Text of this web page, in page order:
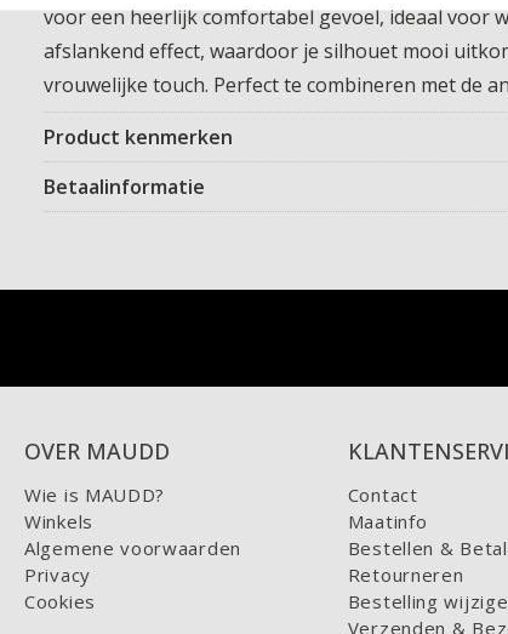
voor een heerlijk comfortabel gevoel, ideaal voor
afslankend effect, waardoor je silhouet mooi
vrouwelijke touch. Perfect te combineren met de
Product kenmerken
Betaalinformatie
OVER MAUDD
Wie is MAUDD?
Winkels
Algemene voorwaarden
Privacy
Cookies
Contact
Maatinfo
Bestellen &
Retourneren
Bestelling
Verzenden &